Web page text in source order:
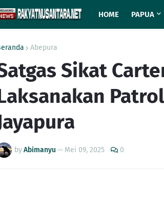
HOME PAPUA
Abepura
Sikat
byAbimanyu — Mei 09, 2025 0